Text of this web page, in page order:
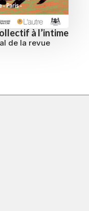
à l’intime
de la revue